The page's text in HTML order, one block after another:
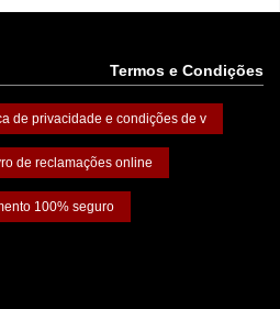
Termos e Condições
de privacidade e condições de v
de reclamações online
100% seguro